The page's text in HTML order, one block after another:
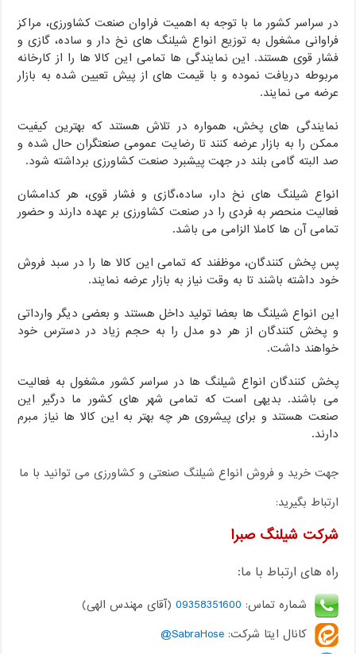
در سراسر کشور ما با توجه به اهمیت فراوان صنعت کشاورزی، مراکز
فراوانی مشغول به توزیع انواع شیلنگ های نخ دار و ساده، گازی و
فشار قوی هستند. این نمایندگی ها تمامی این کالا ها را از کارخانه
مربوطه دریافت نموده و با قیمت های از پیش تعیین شده به بازار
عرضه می نمایند.
نمایندگی های پخش، همواره در تلاش هستند که بهترین کیفیت
ممکن را به بازار عرضه کنند تا رضایت عمومی صنعتگران حال شده و
صد البته گامی بلند در جهت پیشبرد صنعت کشاورزی برداشته شود.
انواع شیلنگ های نخ دار، ساده،گازی و فشار قوی، هر کدامشان
فعالیت منحصر به فردی را در صنعت کشاورزی بر عهده دارند و حضور
تمامی آن ها کاملا الزامی می باشد.
پس پخش کنندگان، موظفند که تمامی این کالا ها را در سبد فروش
خود داشته باشند تا به وقت نیاز به بازار عرضه نمایند.
این انواع شیلنگ ها بعضا تولید داخل هستند و بعضی دیگر وارداتی
و پخش کنندگان از هر دو مدل را به حجم زیاد در دسترس خود
خواهند داشت.
پخش کنندگان انواع شیلنگ ها در سراسر کشور مشغول به فعالیت
می باشند. بدیهی است که تمامی شهر های کشور ما درگیر این
صنعت هستند و برای پیشروی هر چه بهتر به این کالا ها نیاز مبرم
دارند.
جهت خرید و فروش انواع شیلنگ صنعتی و کشاورزی می توانید با ما
ارتباط بگیرید:
شرکت شیلنگ صبرا
راه های ارتباط با ما:
شماره تماس: 09358351600 (آقای مهندس الهی)
کانال ایتا شرکت:SabraHose@